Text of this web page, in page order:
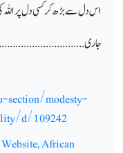
اس دل سے بڑھ کر کسی دل پر
section/modesty-
d/109242
African